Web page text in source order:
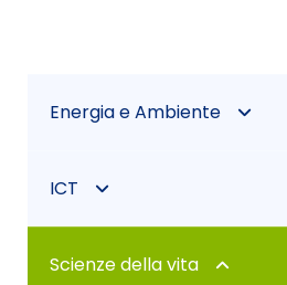
Energia e Ambiente
Biofissazione di co2 da
CRS4-2
ICT
ACTIVE
Scienze della vita